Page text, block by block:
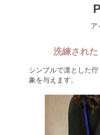
ア
洗練され
シンプルで凛とした
象を与えます。